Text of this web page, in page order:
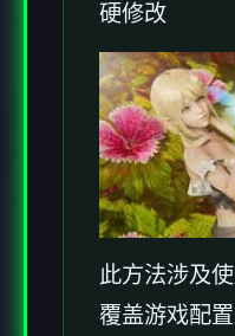
硬修改
此方法涉及
覆盖游戏配